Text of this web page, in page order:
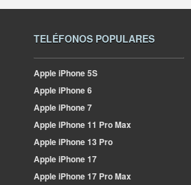
TELÉFONOS POPULARES
AppleiPhone 5S
AppleiPhone 6
AppleiPhone 7
AppleiPhone 11 Pro Max
AppleiPhone 13 Pro
AppleiPhone 17
AppleiPhone 17 Pro Max